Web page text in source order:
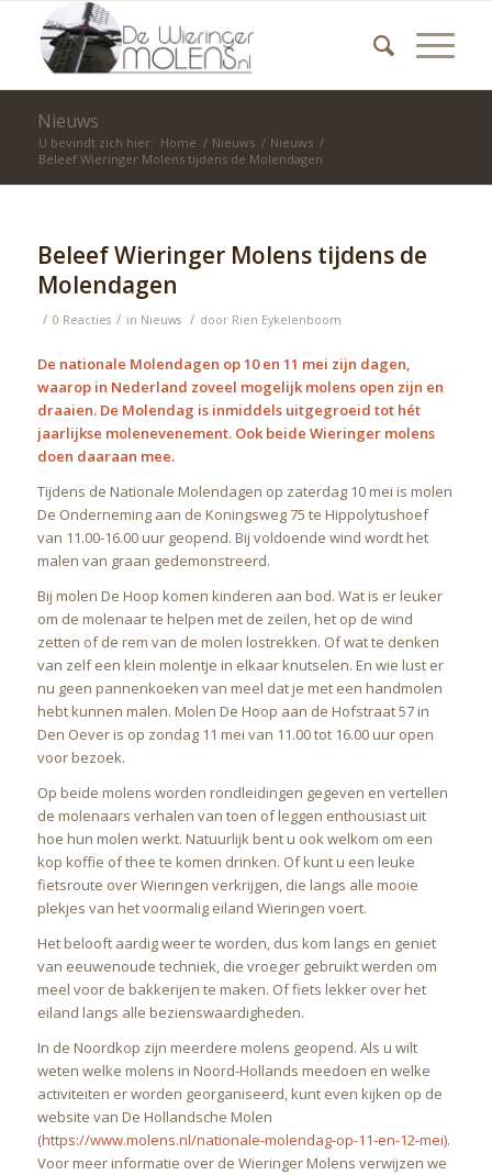
Nieuws
U bevindt zich hier: Home / Nieuws / Nieuws /
Beleef Wieringer Molens tijdens de Molendagen
Beleef Wieringer Molens tijdens de
Molendagen
/ 0 Reacties / in Nieuws / door Rien Eykelenboom
De nationale Molendagen op 10 en 11 mei zijn dagen,
waarop in Nederland zoveel mogelijk molens open zijn en
draaien. De Molendag is inmiddels uitgegroeid tot hét
jaarlijkse molenevenement. Ook beide Wieringer molens
doen daaraan mee.
Tijdens de Nationale Molendagen op zaterdag 10 mei is molen
De Onderneming aan de Koningsweg 75 te Hippolytushoef
van 11.00-16.00 uur geopend. Bij voldoende wind wordt het
malen van graan gedemonstreerd.
Bij molen De Hoop komen kinderen aan bod. Wat is er leuker
om de molenaar te helpen met de zeilen, het op de wind
zetten of de rem van de molen lostrekken. Of wat te denken
van zelf een klein molentje in elkaar knutselen. En wie lust er
nu geen pannenkoeken van meel dat je met een handmolen
hebt kunnen malen. Molen De Hoop aan de Hofstraat 57 in
Den Oever is op zondag 11 mei van 11.00 tot 16.00 uur open
voor bezoek.
Op beide molens worden rondleidingen gegeven en vertellen
de molenaars verhalen van toen of leggen enthousiast uit
hoe hun molen werkt. Natuurlijk bent u ook welkom om een
kop koffie of thee te komen drinken. Of kunt u een leuke
fietsroute over Wieringen verkrijgen, die langs alle mooie
plekjes van het voormalig eiland Wieringen voert.
Het belooft aardig weer te worden, dus kom langs en geniet
van eeuwenoude techniek, die vroeger gebruikt werden om
meel voor de bakkerijen te maken. Of fiets lekker over het
eiland langs alle bezienswaardigheden.
In de Noordkop zijn meerdere molens geopend. Als u wilt
weten welke molens in Noord-Hollands meedoen en welke
activiteiten er worden georganiseerd, kunt even kijken op de
website van De Hollandsche Molen
(https://www.molens.nl/nationale-molendag-op-11-en-12-mei).
Voor meer informatie over de Wieringer Molens verwijzen we